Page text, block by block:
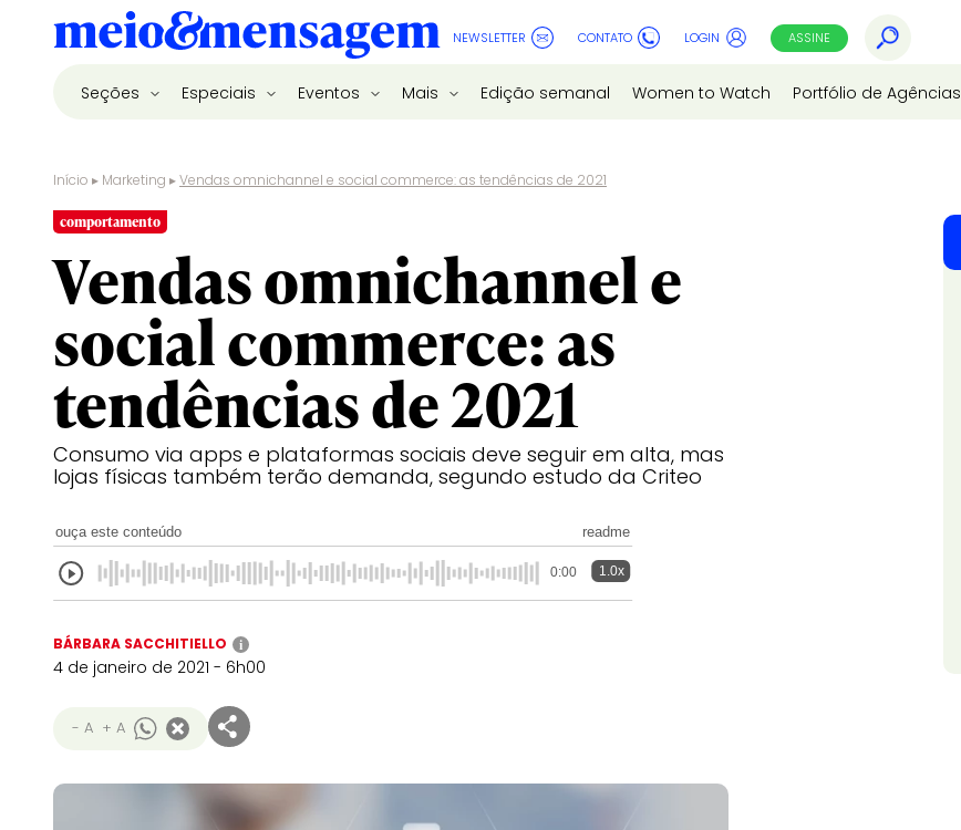
NEWSLETTER CONTATO LOGIN ASSINE
Seções Especiais Eventos Mais Edição semanal Women to Watch Portfólio de Agências
Início ▸ Marketing ▸Vendas omnichannel e social commerce: as tendências de 2021
comportamento
Vendas omnichannel e
social commerce: as
tendências de 2021
Consumo via apps e plataformas sociais deve seguir em alta, mas
lojas físicas também terão demanda, segundo estudo da Criteo
ouça este conteúdo readme
0:00 1.0x
BÁRBARA SACCHITIELLO i
4 de janeiro de 2021 - 6h00
- A + A